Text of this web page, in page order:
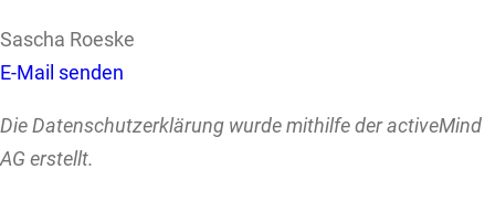
Sascha Roeske
E-Mail senden
Die Datenschutzerklärung wurde mithilfe der activeMind
AG erstellt.